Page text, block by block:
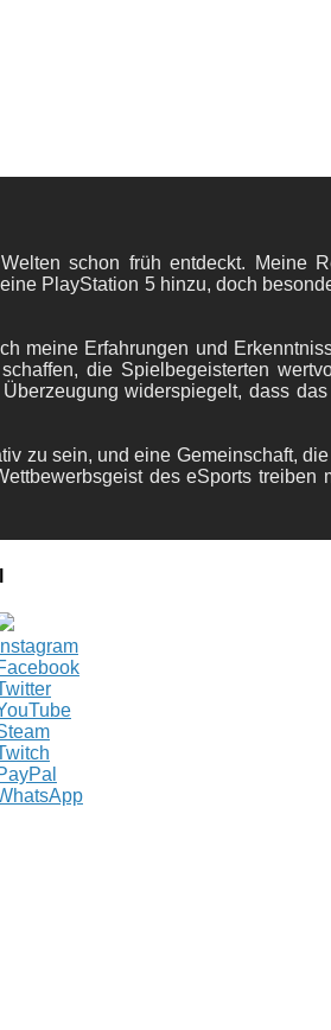
schon früh entdeckt. Meine
PlayStation 5 hinzu, doch
meine Erfahrungen und
die Spielbegeisterten
widerspiegelt, dass
zu sein, und eine Gemeinschaft,
des eSports
Instagram